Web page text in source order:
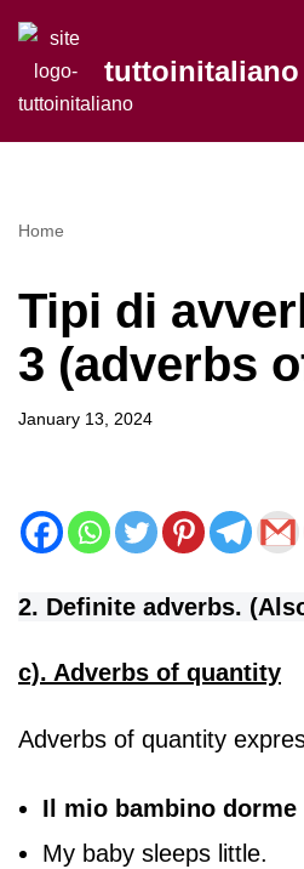
Skip
to
tuttoinitaliano
Home
Tipi di
3 (adverbs
January 13, 2024
2. Definite adverbs.
c). Adverbs of quantity
Adverbs of quantity
Il mio bambino dorme
My baby sleeps little.